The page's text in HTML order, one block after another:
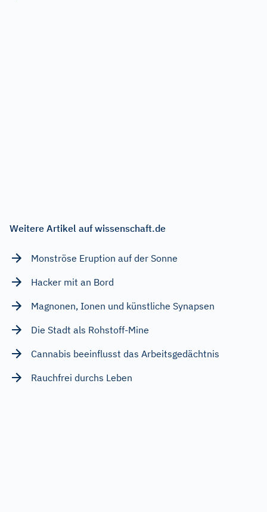
Weitere Artikel auf wissenschaft.de
Monströse Eruption auf der Sonne
Hacker mit an Bord
Magnonen, Ionen und künstliche Synapsen
Die Stadt als Rohstoff-Mine
Cannabis beeinflusst das Arbeitsgedächtnis
Rauchfrei durchs Leben